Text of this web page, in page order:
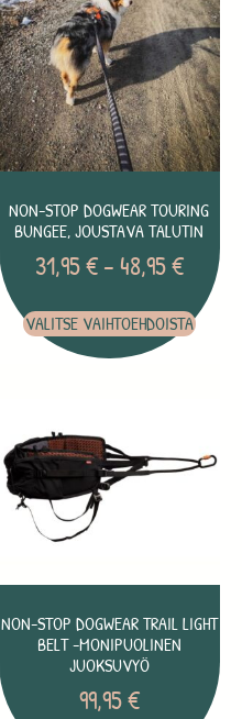
NON-STOP DOGWEAR TOURING
BUNGEE, JOUSTAVA TALUTIN
31,95€ –48,95€
VALITSE VAIHTOEHDOISTA
NON-STOP DOGWEAR TRAIL LIGHT
BELT -MONIPUOLINEN
JUOKSUVYÖ
99,95€